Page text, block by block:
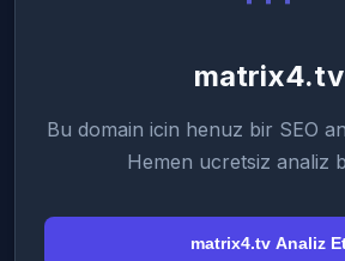
matrix4.tv
Bu domain icin henuz bir SEO
Hemen ucretsiz analiz
matrix4.tv Analiz